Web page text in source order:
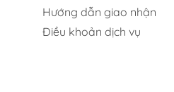
Hướng dẫn giao nhận
Điều khoản dịch vụ